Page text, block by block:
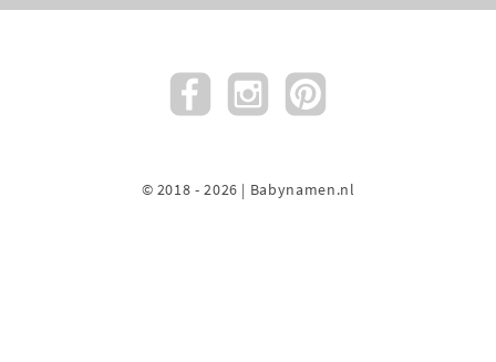
© 2018 - 2026 | Babynamen.nl